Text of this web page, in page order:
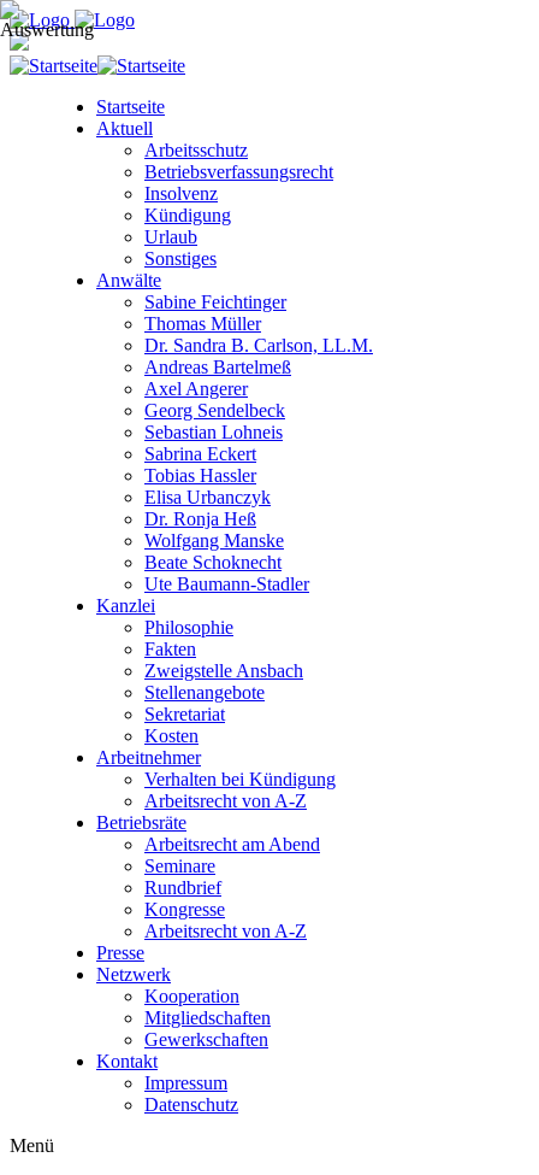
Startseite
Aktuell
Arbeitsschutz
Betriebsverfassungsrecht
Insolvenz
Kündigung
Urlaub
Sonstiges
Anwälte
Sabine Feichtinger
Thomas Müller
Dr. Sandra B. Carlson, LL.M.
Andreas Bartelmeß
Axel Angerer
Georg Sendelbeck
Sebastian Lohneis
Sabrina Eckert
Tobias Hassler
Elisa Urbanczyk
Dr. Ronja Heß
Wolfgang Manske
Beate Schoknecht
Ute Baumann-Stadler
Kanzlei
Philosophie
Fakten
Zweigstelle Ansbach
Stellenangebote
Sekretariat
Kosten
Arbeitnehmer
Verhalten bei Kündigung
Arbeitsrecht von A-Z
Betriebsräte
Arbeitsrecht am Abend
Seminare
Rundbrief
Kongresse
Arbeitsrecht von A-Z
Presse
Netzwerk
Kooperation
Mitgliedschaften
Gewerkschaften
Kontakt
Impressum
Datenschutz
Menü